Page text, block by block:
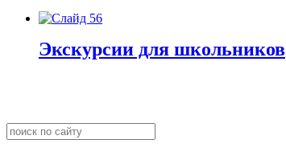
Экскурсии для школьников